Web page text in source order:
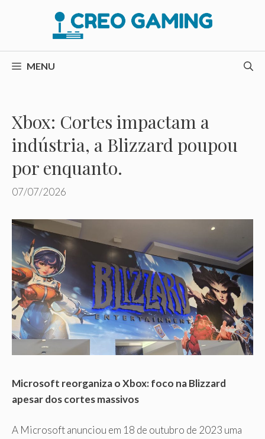
conteúdo
MENU
Xbox: Cortes impactam a
indústria, a Blizzard poupou
por enquanto.
07/07/2026
Microsoft reorganiza o Xbox: foco na Blizzard
apesar dos cortes massivos
A Microsoft anunciou em 18 de outubro de 2023 uma